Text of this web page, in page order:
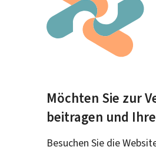
Möchten Sie zur
beitragen und
Besuchen Sie die